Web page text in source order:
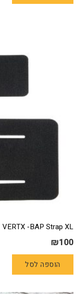
VERTX -BAP Strap XL
₪100
הוספה לסל